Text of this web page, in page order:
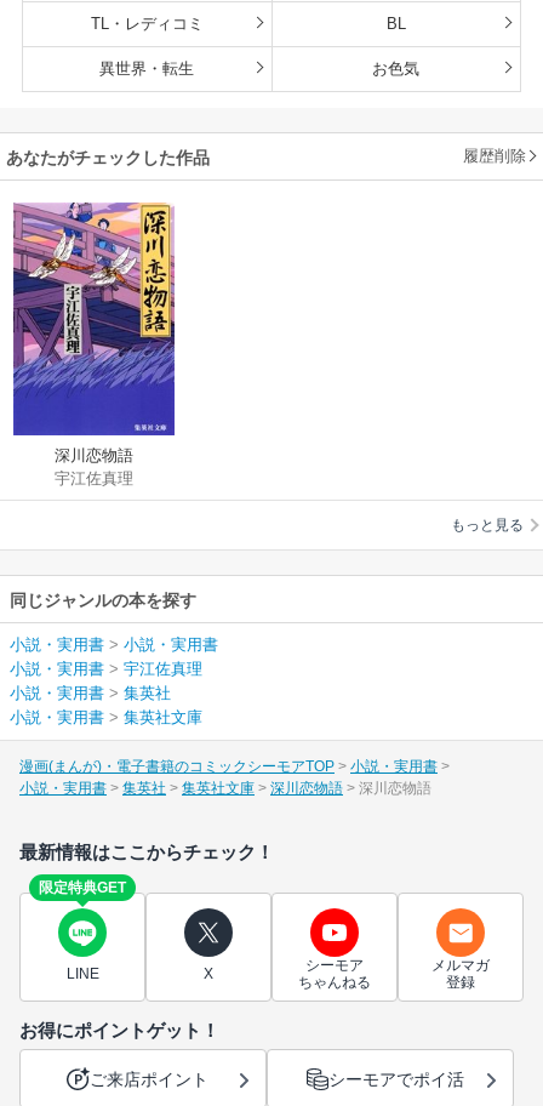
TL・レディコミ BL
異世界・転生 お色気
あなたがチェックした作品 履歴削除
深川恋物語
宇江佐真理
もっと見る
同じジャンルの本を探す
小説・実用書 > 小説・実用書
小説・実用書 > 宇江佐真理
小説・実用書 > 集英社
小説・実用書 > 集英社文庫
漫画(まんが)・電子書籍のコミックシーモアTOP
小説・実用書
小説・実用書
集英社 集英社文庫 深川恋物語 深川恋物語
最新情報はここからチェック！
限定特典GET
LINE X
シーモア
ちゃんねる
メルマガ
登録
お得にポイントゲット！
ご来店ポイント シーモアでポイ活